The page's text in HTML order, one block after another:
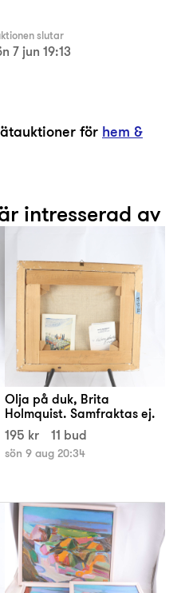
slutar
7 jun 19:13
för hem &
intresserad av
Olja på duk, Brita
Holmquist. Samfraktas ej.
195 kr
11 bud
sön 9 aug 20:34